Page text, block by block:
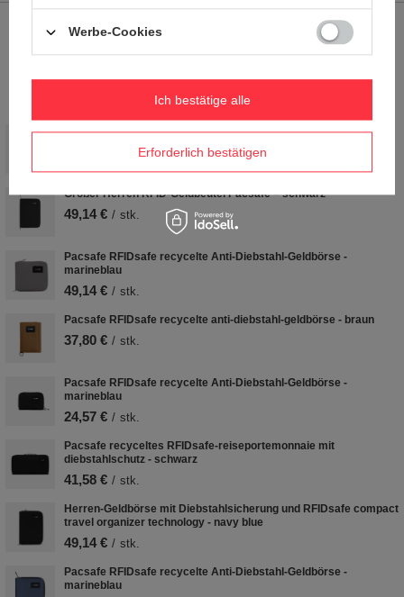
erforderlich.
Doppelte anti-diebstahl-geldbörse mit RFIDsafe - braun
stk.
Großer Herren RFID-Geldbeutel Pacsafe – schwarz
49,14 € / stk.
Pacsafe RFIDsafe recycelte Anti-Diebstahl-Geldbörse -
marineblau
49,14 € / stk.
Pacsafe RFIDsafe recycelte anti-diebstahl-geldbörse - braun
37,80 € / stk.
Pacsafe RFIDsafe recycelte Anti-Diebstahl-Geldbörse -
marineblau
24,57 € / stk.
Pacsafe recyceltes RFIDsafe-reiseportemonnaie mit
diebstahlschutz - schwarz
41,58 € / stk.
Herren-Geldbörse mit Diebstahlsicherung und RFIDsafe compact
travel organizer technology - navy blue
49,14 € / stk.
Pacsafe RFIDsafe recycelte Anti-Diebstahl-Geldbörse -
marineblau
Werbe-Cookies
Erforderlich bestätigen
Ich bestätige alle